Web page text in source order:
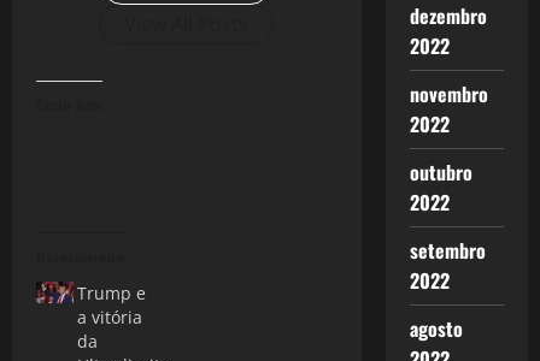
Trump e
a vitória
da
dezembro
2022
novembro
2022
outubro
2022
setembro
2022
agosto